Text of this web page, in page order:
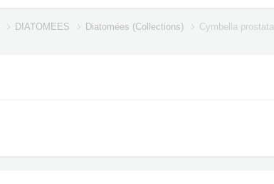
DIATOMEES Diatomées (Collections) Cymbella prostata